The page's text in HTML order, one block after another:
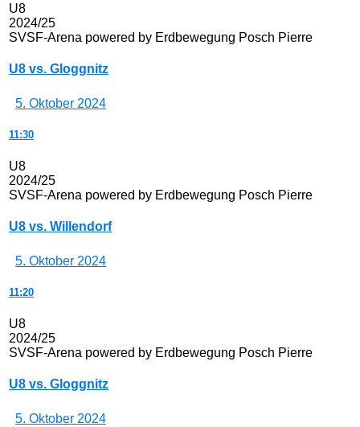
U8
2024/25
SVSF-Arena powered by Erdbewegung Posch Pierre
U8 vs. Gloggnitz
5. Oktober 2024
11:30
U8
2024/25
SVSF-Arena powered by Erdbewegung Posch Pierre
U8 vs. Willendorf
5. Oktober 2024
11:20
U8
2024/25
SVSF-Arena powered by Erdbewegung Posch Pierre
U8 vs. Gloggnitz
5. Oktober 2024